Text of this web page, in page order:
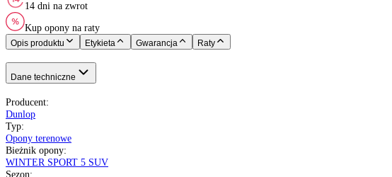
Dunlop
Opony Zimowe
235/55 R18
H do 210 km/h
C
71 dB
XL wzmacniana
Europa
Nie starsze niż 20 miesięcy